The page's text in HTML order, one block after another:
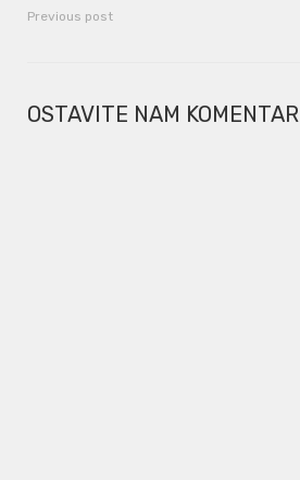
Previous post
OSTAVITE NAM KOMENTAR